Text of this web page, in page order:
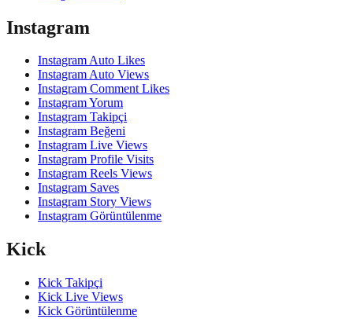
Instagram
Instagram Auto Likes
Instagram Auto Views
Instagram Comment Likes
Instagram Yorum
Instagram Takipçi
Instagram Beğeni
Instagram Live Views
Instagram Profile Visits
Instagram Reels Views
Instagram Saves
Instagram Story Views
Instagram Görüntülenme
Kick
Kick Takipçi
Kick Live Views
Kick Görüntülenme